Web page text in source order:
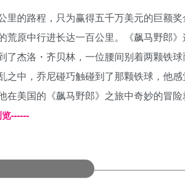
的路程，只为赢得五千万美元的巨额奖
原中行进长达一百公里。《飙马野郎》
杰洛・齐贝林，一位腰间别着两颗铁
中，乔尼碰巧触碰到了那颗铁球，他
美国的《飙马野郎》之旅中奇妙的冒险
------